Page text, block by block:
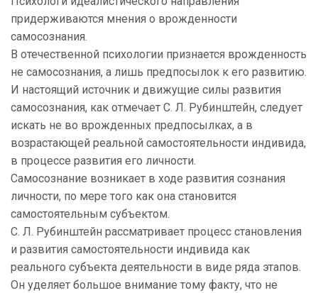
придерживаются мнения о врожденности
самосознания.
В отечественной психологии признается врожденность
не самосознания, а лишь предпосылок к его развитию.
И настоящий источник и движущие силы развития
самосознания, как отмечает С. Л. Рубинштейн, следует
искать не во врожденных предпосылках, а в
возрастающей реальной самостоятельности индивида,
в процессе развития его личности.
Самосознание возникает в ходе развития сознания
личности, по мере того как она становится
самостоятельным субъектом.
С. Л. Рубинштейн рассматривает процесс становления
и развития самостоятельности индивида как
реального субъекта деятельности в виде ряда этапов.
Он уделяет большое внимание тому факту, что не